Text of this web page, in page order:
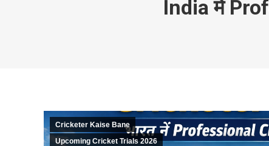
India में
Cricketer Kaise Bane
Upcoming Cricket Trials 2026